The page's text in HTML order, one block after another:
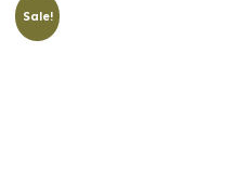
Sale!